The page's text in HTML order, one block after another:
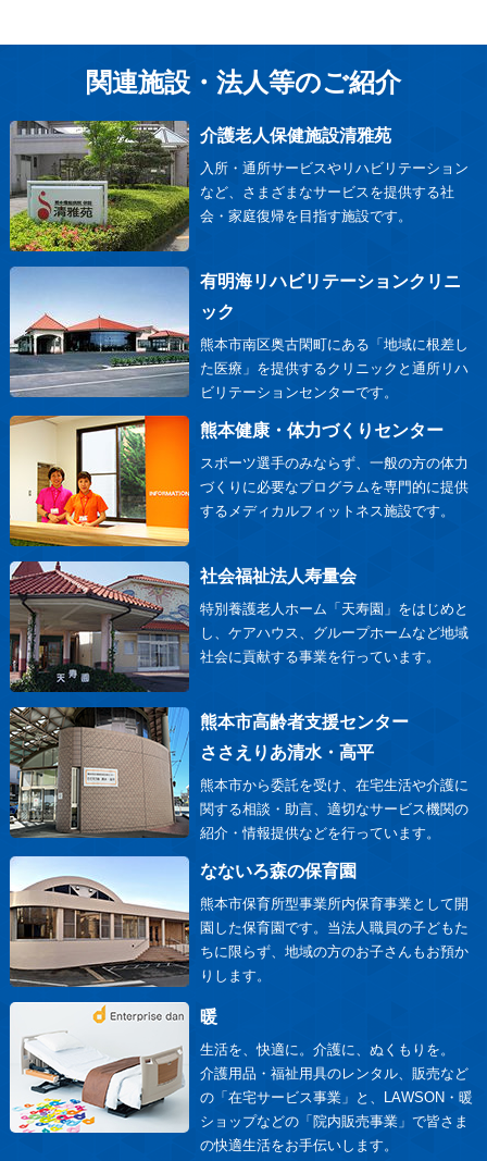
関連施設・法人等のご紹介
介護老人保健施設清雅苑
入所・通所サービスやリハビリテーション
など、さまざまなサービスを提供する社
会・家庭復帰を目指す施設です。
有明海リハビリテーションクリニ
ック
熊本市南区奥古閑町にある「地域に根差し
た医療」を提供するクリニックと通所リハ
ビリテーションセンターです。
熊本健康・体力づくりセンター
スポーツ選手のみならず、一般の方の体力
づくりに必要なプログラムを専門的に提供
するメディカルフィットネス施設です。
社会福祉法人寿量会
特別養護老人ホーム「天寿園」をはじめと
し、ケアハウス、グループホームなど地域
社会に貢献する事業を行っています。
熊本市高齢者支援センター
ささえりあ清水・高平
熊本市から委託を受け、在宅生活や介護に
関する相談・助言、適切なサービス機関の
紹介・情報提供などを行っています。
なないろ森の保育園
熊本市保育所型事業所内保育事業として開
園した保育園です。当法人職員の子どもた
ちに限らず、地域の方のお子さんもお預か
りします。
暖
生活を、快適に。介護に、ぬくもりを。
介護用品・福祉用具のレンタル、販売など
の「在宅サービス事業」と、LAWSON・暖
ショップなどの「院内販売事業」で皆さま
の快適生活をお手伝いします。